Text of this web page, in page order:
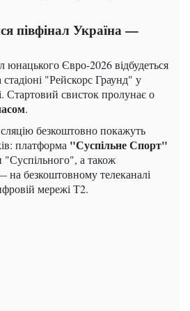
півфінал Україна —
юнацького Євро-2026 відбудеться
стадіоні "Рейскорс Граунд" у
Стартовий свисток пролунає о
.
безкоштовно покажуть
платформа "Суспільне Спорт"
"Суспільного", а також
на безкоштовному телеканалі
мережі Т2.